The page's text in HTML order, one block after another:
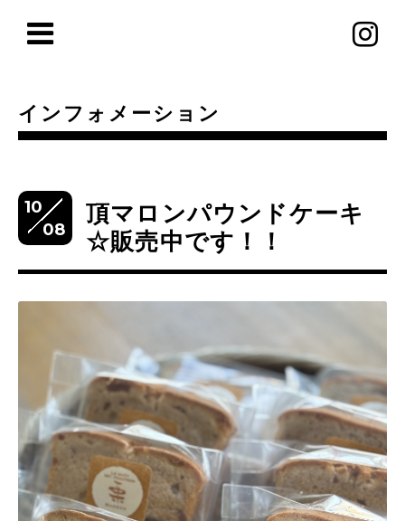
インフォメーション
10
08
頂マロンパウンドケーキ
☆販売中です！！